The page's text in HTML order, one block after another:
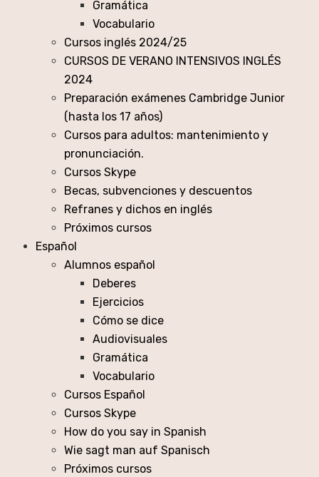
Gramática
Vocabulario
Cursos inglés 2024/25
CURSOS DE VERANO INTENSIVOS INGLÉS
2024
Preparación exámenes Cambridge Junior
(hasta los 17 años)
Cursos para adultos: mantenimiento y
pronunciación.
Cursos Skype
Becas, subvenciones y descuentos
Refranes y dichos en inglés
Próximos cursos
Español
Alumnos español
Deberes
Ejercicios
Cómo se dice
Audiovisuales
Gramática
Vocabulario
Cursos Español
Cursos Skype
How do you say in Spanish
Wie sagt man auf Spanisch
Próximos cursos